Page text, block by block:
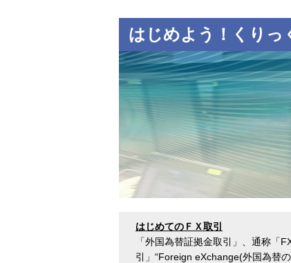
はじめよう！くりっ
はじめてのＦＸ取引
「外国為替証拠金取引」、通称「
引」“Foreign eXchange(外国為替